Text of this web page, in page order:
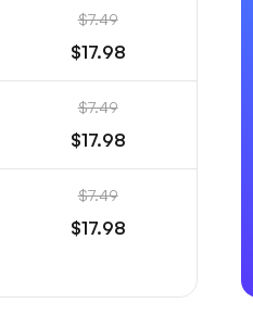
$7.49
$17.98
$7.49
$17.98
$7.49
$17.98